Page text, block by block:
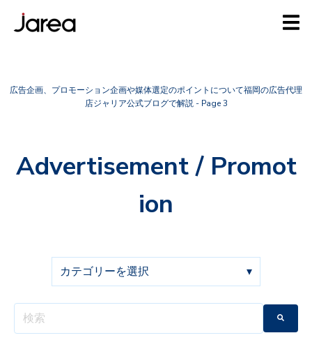
広告企画、プロモーション企画や媒体選定のポイントについて福岡の広告代理
店ジャリア公式ブログで解説 - Page 3
Advertisement / Promot
ion